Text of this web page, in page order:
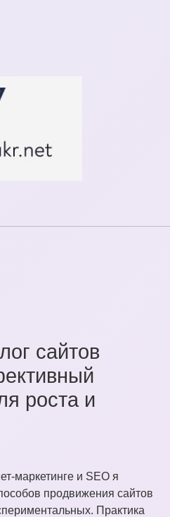
сайтов
роста и
маркетинге и SEO я
продвижения сайтов
Практика